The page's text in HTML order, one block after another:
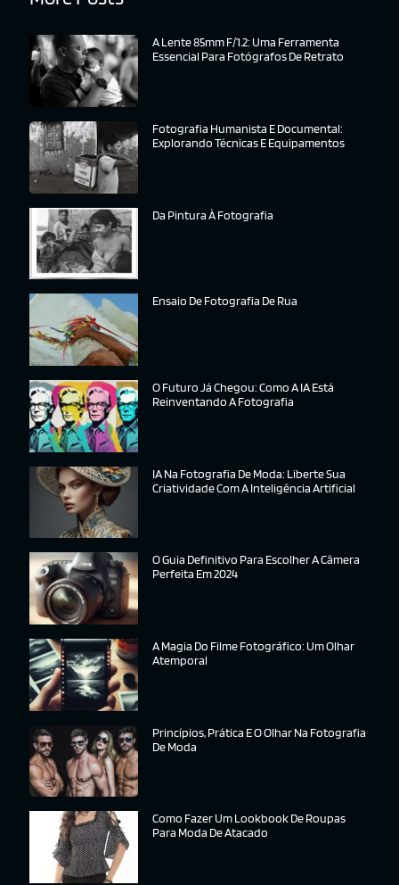
A Lente 85mm F/1.2: Uma Ferramenta
Essencial Para Fotógrafos De Retrato
Fotografia Humanista E Documental:
Explorando Técnicas E Equipamentos
Da Pintura À Fotografia
Ensaio De Fotografia De Rua
O Futuro Já Chegou: Como A IA Está
Reinventando A Fotografia
IA Na Fotografia De Moda: Liberte Sua
Criatividade Com A Inteligência Artificial
O Guia Definitivo Para Escolher A Câmera
Perfeita Em 2024
A Magia Do Filme Fotográfico: Um Olhar
Atemporal
Princípios, Prática E O Olhar Na Fotografia
De Moda
Como Fazer Um Lookbook De Roupas
Para Moda De Atacado